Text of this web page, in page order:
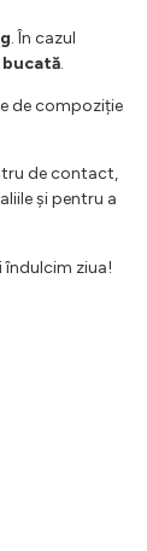
. În cazul
bucată.
de compoziție
de contact,
și pentru a
îndulcim ziua!